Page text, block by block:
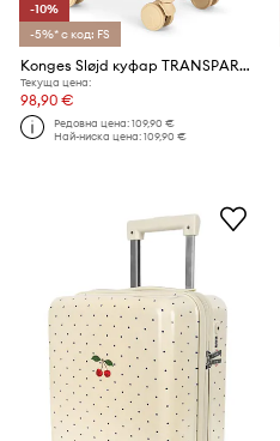
-10%
-5%* с код: FS
Konges Sløjd куфар TRANSPARENT TRAVEL SUITCASE
Текуща цена:
98,90 €
Редовна цена:109,90 €
Най-ниска цена:109,90 €